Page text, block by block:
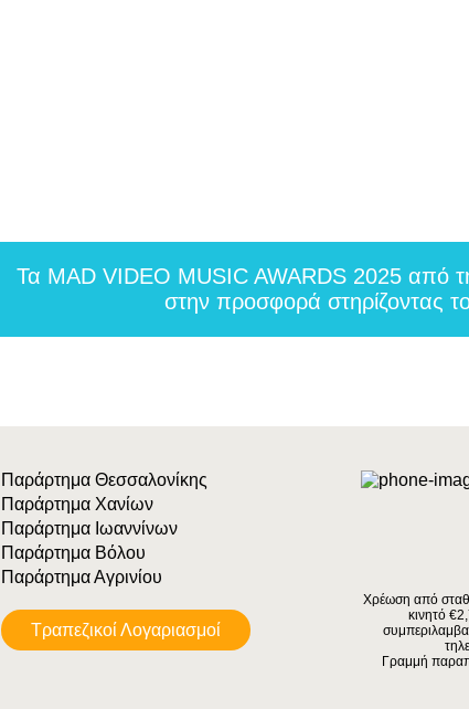
Τα MAD VIDEO MUSIC AWARDS 2025 από
στην προσφορά στηρίζοντας
Παράρτημα Θεσσαλονίκης
Παράρτημα Χανίων
Παράρτημα Ιωαννίνων
Παράρτημα Βόλου
Παράρτημα Αγρινίου
Tραπεζικοί Λογαριασμοί
Χρέωση από
κινητό
Γραμμή